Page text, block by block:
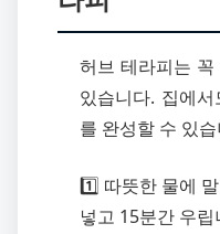
허브 테라피는
있습니다. 집에
를 완성할 수 있
1️⃣ 따뜻한 물에
넣고 15분간 우립